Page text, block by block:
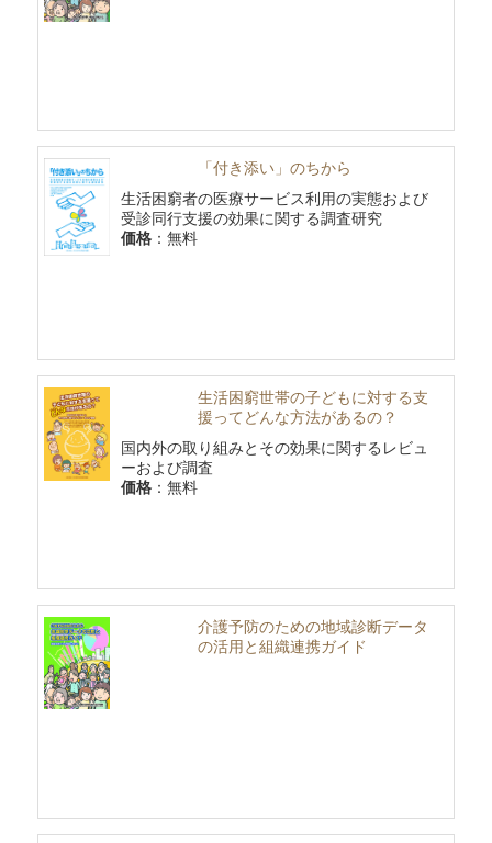
「付き添い」のちから
生活困窮者の医療サービス利用の実態および
受診同行支援の効果に関する調査研究
価格 ：無料
生活困窮世帯の子どもに対する支
援ってどんな方法があるの？
国内外の取り組みとその効果に関するレビュ
ーおよび調査
価格 ：無料
介護予防のための地域診断データ
の活用と組織連携ガイド